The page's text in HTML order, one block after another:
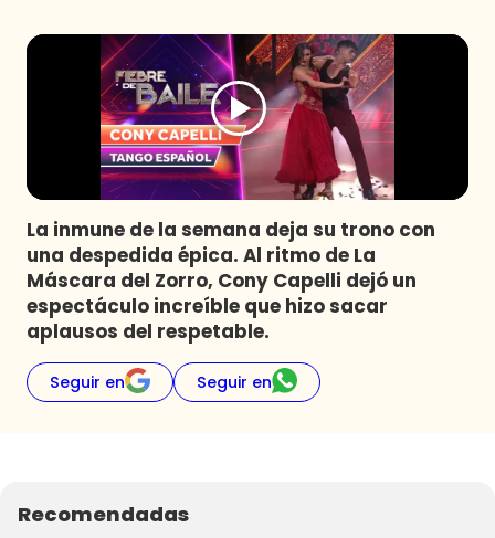
La inmune de la semana deja su trono con
una despedida épica. Al ritmo de La
Máscara del Zorro, Cony Capelli dejó un
espectáculo increíble que hizo sacar
aplausos del respetable.
Seguir en Seguir en
Recomendadas
Programas
Club De La Comedia
Contigo en Directo
Plan Perfecto
El Tiempo
Sabingo
Todos Los Programas